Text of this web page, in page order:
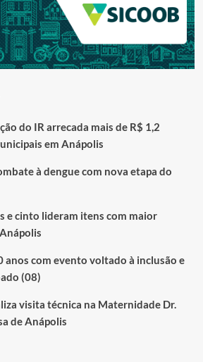
do IR arrecada mais de R$ 1,2
em Anápolis
à dengue com nova etapa do
e cinto lideram itens com maior
anos com evento voltado à inclusão e
(08)
visita técnica na Maternidade Dr.
de Anápolis